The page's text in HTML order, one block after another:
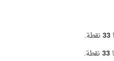
33نقطة.
33نقطة.